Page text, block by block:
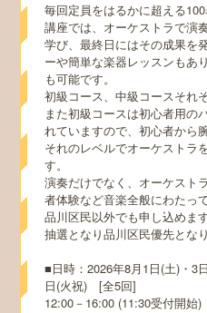
毎回定員をはるかに超える
講座では、オーケストラで演
学び、最終日にはその成果を
ーや簡単な楽器レッスンもあ
も可能です。
初級コース、中級コースそれ
また初級コースは初心者用の
れていますので、初心者から
それのレベルでオーケストラ
す。
演奏だけでなく、オーケスト
者体験など音楽全般にわたっ
品川区民以外でも申し込めま
抽選となり品川区民優先となり
■日時：2026年8月1日(土)・3
日(火祝) [全5回]
12:00－16:00 (11:30受付開始)